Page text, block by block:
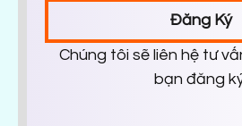
Đăng Ký
Chúng tôi sẽ liên hệ tư
bạn đăng